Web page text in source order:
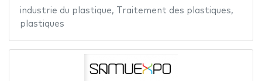
industrie du plastique, Traitement des plastiques,
plastiques